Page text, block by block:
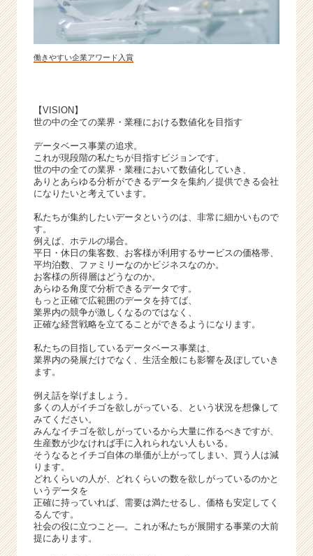
成
長
企
か
ウ
ト
が
届
く
就
活
イ
ト
チ
ア
キ
ャ
リ
ア
（C
e
C
a
r
e
r）
働きやすい企業アワード入賞
【VISION】
世の中の全ての業界・業種における数値化を目指す
データベース事業の追求。
これが現段階の私たちが目指すビジョンです。
世の中の全ての業界・業種において数値化していき、
ありとあらゆる分析ができるデータを集約／提供できる会社
になりたいと考えています。
私たちが集約したいデータというのは、非常に細かいもので
す。
例えば、ホテルの場合。
平日・休日の集客数、お客様が利用するサービスの価格帯、
平均泊数、ファミリーなのかビジネスなのか。
お客様の所得層はどうなのか。
あらゆる角度で分析できるデータです。
もっと正確で広範囲のデータを持てば、
業界内の競争が激しくなるのではなく、
正確な経営戦略を立てることができるようになります。
私たちの目指しているデータベース事業は、
業界内の発展だけでなく、生活全般にも影響を及ぼしていき
ます。
例え話を挙げましょう。
多くの人がイチゴを欲しがっている、という状況を想像して
みてください。
みんなイチゴを欲しがっているから大量に作るべきですが、
生産数が少なければ手に入れられない人もいる。
そうなるとイチゴ自体の単価が上がってしまい、買う人は減
ります。
どれくらいの人が、どれくらいの数を欲しがっているのかと
いうデータを
正確に持っていれば、需要は満たせるし、価格も安定してく
るんです。
社会の役に立つこと―。これが私たちが展開する事業の大前
提にあります。